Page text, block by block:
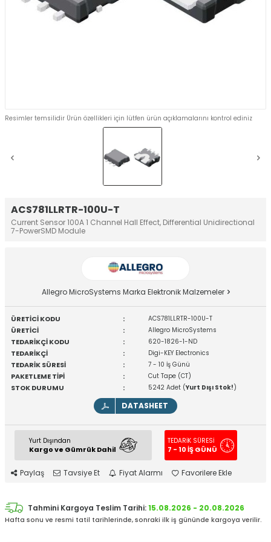
ACS781LLRTR-100U-T
Current Sensor 100A 1 Channel Hall Effect, Differential Unidirectional
7-PowerSMD Module
Resimler temsilidir Ürün özellikleri için lütfen ürün açıklamalarını kontrol ediniz
Allegro MicroSystems Marka Elektronik Malzemeler
ÜRETİCİ KODU : ACS781LLRTR-100U-T
ÜRETİCİ : Allegro MicroSystems
TEDARİKÇİ KODU : 620-1826-1-ND
TEDARİKÇİ : Digi-KEY Electronics
TEDARİK SÜRESİ : 7 - 10 İş Günü
PAKETLEME TİPİ : Cut Tape (CT)
STOK DURUMU : 5242 Adet (Yurt Dışı Stok!)
DATASHEET
Yurt Dışından
Kargo ve Gümrük Dahil
TEDARİK SÜRESİ
7 - 10 İŞ GÜNÜ
Paylaş Tavsiye Et Fiyat Alarmı Favorilere Ekle
Tahmini Kargoya Teslim Tarihi:15.08.2026 - 20.08.2026
Hafta sonu ve resmi tatil tarihlerinde, sonraki ilk iş gününde kargoya verilir.